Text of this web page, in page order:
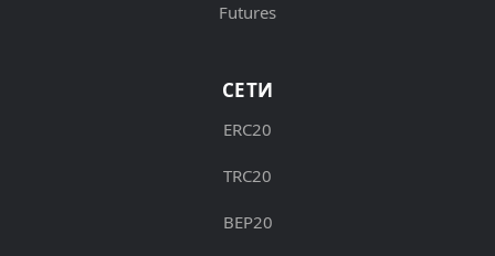
Futures
СЕТИ
ERC20
TRC20
BEP20